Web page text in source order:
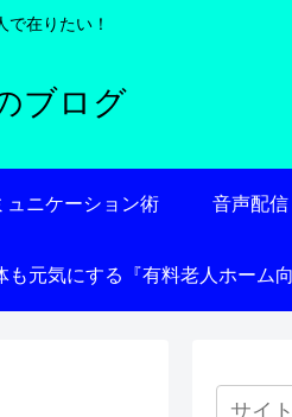
在りたい！
ブログ
ュニケーション術 音声配信
元気にする『有料老人ホーム